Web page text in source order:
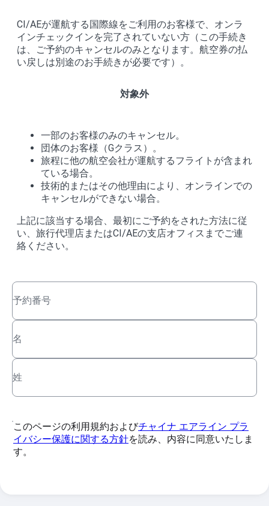
CI/AEが運航する国際線をご利用のお客様で、オンラ
インチェックインを完了されていない方（この手続き
は、ご予約のキャンセルのみとなります。航空券の払
い戻しは別途のお手続きが必要です）。
対象外
一部のお客様のみのキャンセル。
団体のお客様（Gクラス）。
旅程に他の航空会社が運航するフライトが含まれ
ている場合。
技術的またはその他理由により、オンラインでの
キャンセルができない場合。
上記に該当する場合、最初にご予約をされた方法に従
い、旅行代理店またはCI/AEの支店オフィスまでご連
絡ください。
予約番号
名
姓
このページの利用規約およびチャイナ エアライン プラ
イバシー保護に関する方針を読み、内容に同意いたしま
す。